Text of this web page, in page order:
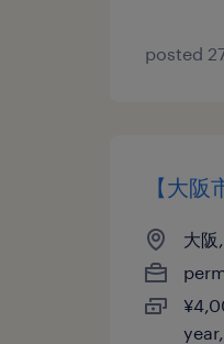
posted
【大
大阪